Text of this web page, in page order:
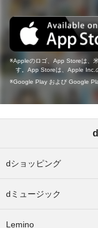
Appleのロゴ、App Storeは、
す。App Storeは、Apple Inc.
Google Play および Google
dショッピング
dミュージック
Lemino